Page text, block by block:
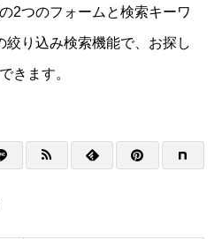
2つのフォームと検索キーワ
絞り込み検索機能で、お探し
きます。